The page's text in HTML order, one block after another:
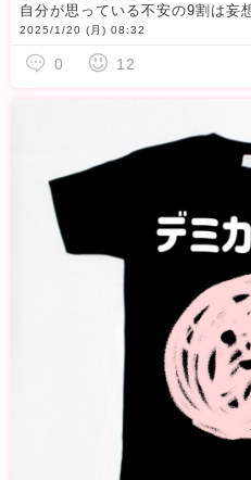
2025/1/20 (月) 08:32
0 12